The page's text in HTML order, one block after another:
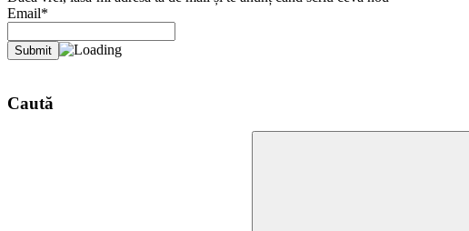
Email*
Caută